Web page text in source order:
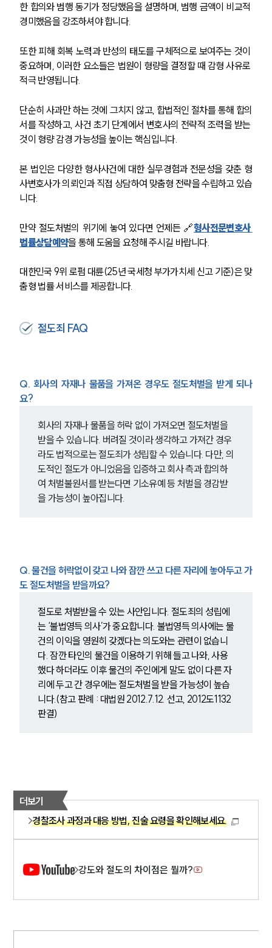
한 합의와 범행 동기가 정당했음을 설명하며, 범행 금액이 비교적
경미했음을 강조하셔야 합니다.
또한 피해 회복 노력과 반성의 태도를 구체적으로 보여주는 것이
중요하며, 이러한 요소들은 법원이 형량을 결정할 때 감형 사유로
적극 반영됩니다.
단순히 사과만 하는 것에 그치지 않고, 합법적인 절차를 통해 합의
서를 작성하고, 사건 초기 단계에서 변호사의 전략적 조력을 받는
것이 형량 감경 가능성을 높이는 핵심입니다.
본 법인은 다양한 형사사건에 대한 실무경험과 전문성을 갖춘 형
사변호사가 의뢰인과 직접 상담하여 맞춤형 전략을 수립하고 있습
니다.
만약 절도처벌의 위기에 놓여 있다면 언제든 🔗형사전문변호사
법률상담예약을 통해 도움을 요청해 주시길 바랍니다.
대한민국 9위 로펌 대륜(25년 국세청 부가가치세 신고 기준)은 맞
춤형 법률 서비스를 제공합니다.
절도죄 FAQ
Q. 회사의 자재나 물품을 가져온 경우도 절도처벌을 받게 되나
요?
회사의 자재나 물품을 허락 없이 가져오면 절도처벌을
받을 수 있습니다. 버려질 것이라 생각하고 가져간 경우
라도 법적으로는 절도죄가 성립할 수 있습니다. 다만, 의
도적인 절도가 아니었음을 입증하고 회사 측과 합의하
여 처벌불원서를 받는다면 기소유예 등 처벌을 경감받
을 가능성이 높아집니다.
Q. 물건을 허락없이 갖고 나와 잠깐 쓰고 다른 자리에 놓아두고 가
도 절도처벌을 받을까요?
절도로 처벌받을 수 있는 사안입니다. 절도죄의 성립에
는 ‘불법영득 의사’가 중요합니다. 불법영득 의사에는 물
건의 이익을 영원히 갖겠다는 의도와는 관련이 없습니
다. 잠깐 타인의 물건을 이용하기 위해 들고 나와, 사용
했다 하더라도 이후 물건의 주인에게 말도 없이 다른 자
리에 두고 간 경우에는 절도처벌을 받을 가능성이 높습
니다.(참고 판례 : 대법원 2012.7.12. 선고, 2012도1132
판결)
더보기
경찰조사 과정과 대응 방법, 진술 요령을 확인해보세요.
강도와 절도의 차이점은 뭘까?